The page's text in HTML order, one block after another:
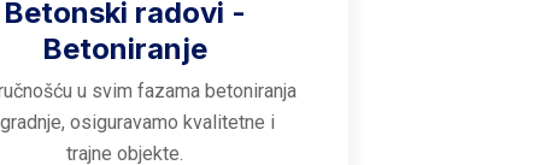
Betonski radovi -
Betoniranje
u svim fazama betoniranja
osiguravamo kvalitetne i
trajne objekte.